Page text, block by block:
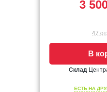
3
47
В
Склад
ЕСТЬ НА